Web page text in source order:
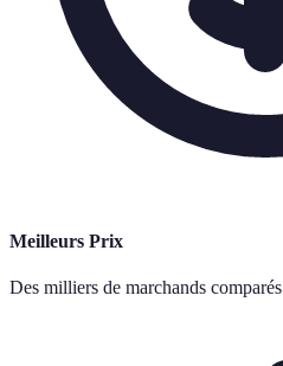
Meilleurs Prix
Des milliers de marchands comparés